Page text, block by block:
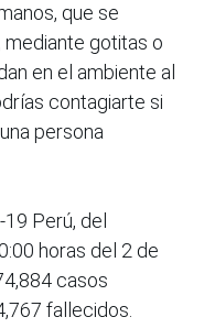
que se
mediante gotitas o
en el ambiente al
contagiarte si
persona
Perú, del
horas del 2 de
casos
fallecidos.